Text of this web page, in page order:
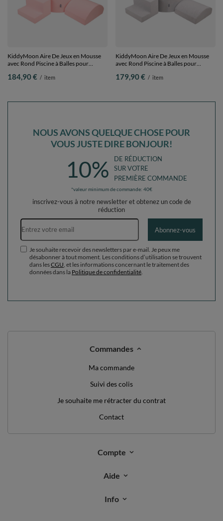
KiddyMoon Aire De Jeux en Mousse
avec Rond Piscine à Balles pour
poudre/perle/transparent, Piscine
184,90 € / item
KiddyMoon Aire De Jeux en Mousse
avec Rond Piscine à Balles pour
poudré/perle/transparent, Piscine
179,90 € / item
NOUS AVONS QUELQUE CHOSE POUR
VOUS JUSTE DIRE BONJOUR!
10%
DE RÉDUCTION
SUR VOTRE
PREMIÈRE COMMANDE
*valeur minimum de commande: 40€
inscrivez-vous à notre newsletter et obtenez un code de
réduction
Adresse e-mail
Abonnez-vous
Je souhaite recevoir des newsletters par e-mail. Je peux me
désabonner à tout moment. Les conditions d’utilisation se trouvent
dans lesCGU , et les informations concernant le traitement des
données dans la Politique de confidentialité
Commandes
Ma commande
Suivi des colis
Je souhaite me rétracter du contrat
Contact
Compte
Aide
Info